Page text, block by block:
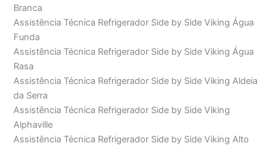
Branca
Assistência Técnica Refrigerador Side by Side Viking Água
Funda
Assistência Técnica Refrigerador Side by Side Viking Água
Rasa
Assistência Técnica Refrigerador Side by Side Viking Aldeia
da Serra
Assistência Técnica Refrigerador Side by Side Viking
Alphaville
Assistência Técnica Refrigerador Side by Side Viking Alto